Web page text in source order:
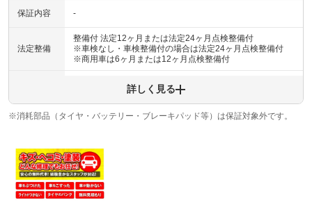
保証内容 -
法定整備
整備付 法定12ヶ月または法定24ヶ月点検整備付
※車検なし・車検整備付の場合は法定24ヶ月点検整備付
※商用車は6ヶ月または12ヶ月点検整備付
一般の中古車よりも状態が良く、お勧めです！
詳しく見る
※消耗部品（タイヤ・バッテリー・ブレーキパッド等）は保証対象外です。